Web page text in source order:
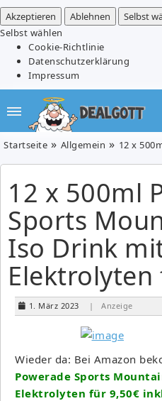
Akzeptieren
Ablehnen Selbst
Selbst wählen
Cookie-Richtlinie
Datenschutzerklärung
Impressum
Startseite Allgemein 12 x 500ml Powerade
12 x 500ml
Sports
Iso Drink
1. März 2023 | Anzeige
Wieder da: Bei Amazon
Powerade Sports
Elektrolyten für 9,50€